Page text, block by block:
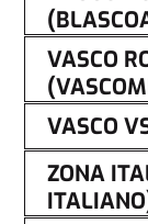
VASCO
VASCO
ZONA